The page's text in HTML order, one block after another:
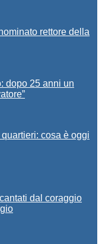
rettore della
dopo 25 anni un
quartieri: cosa è oggi
dal coraggio